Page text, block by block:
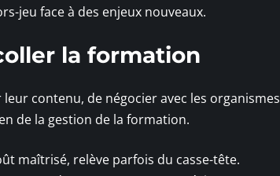
jeu face à des enjeux nouveaux.
la formation
contenu, de négocier avec les organismes
de la gestion de la formation.
maîtrisé, relève parfois du casse-tête.